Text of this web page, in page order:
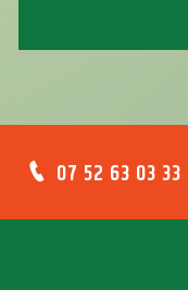
07 52 63 03 33